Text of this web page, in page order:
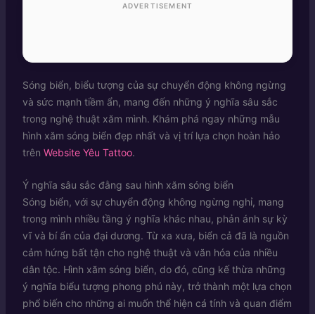
ADVERTISEMENT
Sóng biển, biểu tượng của sự chuyển động không ngừng
và sức mạnh tiềm ẩn, mang đến những ý nghĩa sâu sắc
trong nghệ thuật xăm mình. Khám phá ngay những mẫu
hình xăm sóng biển đẹp nhất và vị trí lựa chọn hoàn hảo
trên Website Yêu Tattoo.
Ý nghĩa sâu sắc đằng sau hình xăm sóng biển
Sóng biển, với sự chuyển động không ngừng nghỉ, mang
trong mình nhiều tầng ý nghĩa khác nhau, phản ánh sự kỳ
vĩ và bí ẩn của đại dương. Từ xa xưa, biển cả đã là nguồn
cảm hứng bất tận cho nghệ thuật và văn hóa của nhiều
dân tộc. Hình xăm sóng biển, do đó, cũng kế thừa những
ý nghĩa biểu tượng phong phú này, trở thành một lựa chọn
phổ biến cho những ai muốn thể hiện cá tính và quan điểm